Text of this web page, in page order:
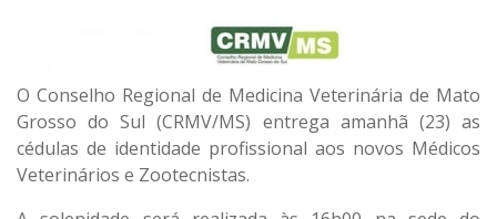
O Conselho Regional de Medicina Veterinária de Mato
Grosso do Sul (CRMV/MS) entrega amanhã (23) as
cédulas de identidade profissional aos novos Médicos
Veterinários e Zootecnistas.